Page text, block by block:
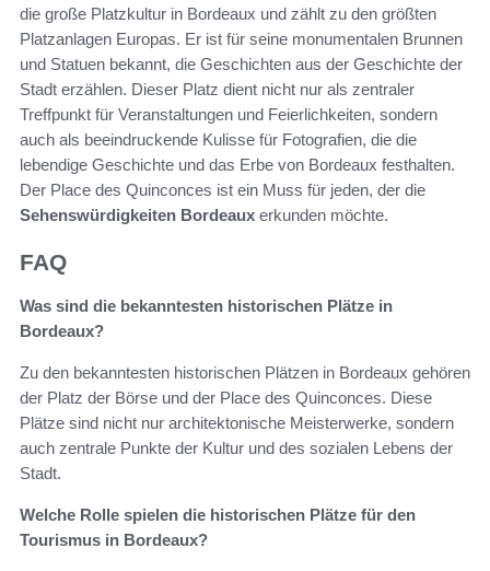
die große Platzkultur in Bordeaux und zählt zu den größten
Platzanlagen Europas. Er ist für seine monumentalen Brunnen
und Statuen bekannt, die Geschichten aus der Geschichte der
Stadt erzählen. Dieser Platz dient nicht nur als zentraler
Treffpunkt für Veranstaltungen und Feierlichkeiten, sondern
auch als beeindruckende Kulisse für Fotografien, die die
lebendige Geschichte und das Erbe von Bordeaux festhalten.
Der Place des Quinconces ist ein Muss für jeden, der die
Sehenswürdigkeiten Bordeaux erkunden möchte.
FAQ
Was sind die bekanntesten historischen Plätze in
Bordeaux?
Zu den bekanntesten historischen Plätzen in Bordeaux gehören
der Platz der Börse und der Place des Quinconces. Diese
Plätze sind nicht nur architektonische Meisterwerke, sondern
auch zentrale Punkte der Kultur und des sozialen Lebens der
Stadt.
Welche Rolle spielen die historischen Plätze für den
Tourismus in Bordeaux?